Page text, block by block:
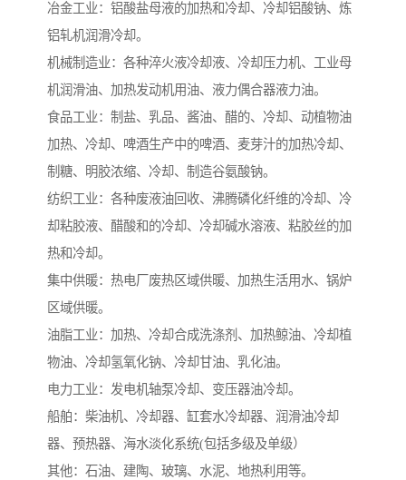
冶金工业：铝酸盐母液的加热和冷却、冷却铝酸钠、炼
铝轧机润滑冷却。
机械制造业：各种淬火液冷却液、冷却压力机、工业母
机润滑油、加热发动机用油、液力偶合器液力油。
食品工业：制盐、乳品、酱油、醋的、冷却、动植物油
加热、冷却、啤酒生产中的啤酒、麦芽汁的加热冷却、
制糖、明胶浓缩、冷却、制造谷氨酸钠。
纺织工业：各种废液油回收、沸腾磷化纤维的冷却、冷
却粘胶液、醋酸和的冷却、冷却碱水溶液、粘胶丝的加
热和冷却。
集中供暖：热电厂废热区域供暖、加热生活用水、锅炉
区域供暖。
油脂工业：加热、冷却合成洗涤剂、加热鲸油、冷却植
物油、冷却氢氧化钠、冷却甘油、乳化油。
电力工业：发电机轴泵冷却、变压器油冷却。
船舶：柴油机、冷却器、缸套水冷却器、润滑油冷却
器、预热器、海水淡化系统(包括多级及单级）
其他：石油、建陶、玻璃、水泥、地热利用等。